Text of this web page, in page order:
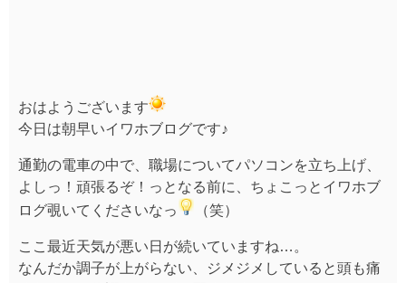
おはようございます
今日は朝早いイワホブログです♪
通勤の電車の中で、職場についてパソコンを立ち上げ、
よしっ！頑張るぞ！っとなる前に、ちょこっとイワホブ
ログ覗いてくださいなっ
（笑）
ここ最近天気が悪い日が続いていますね…。
なんだか調子が上がらない、ジメジメしていると頭も痛